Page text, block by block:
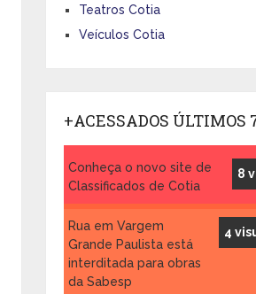
Teatros Cotia
Veículos Cotia
+ACESSADOS ÚLTIMOS
8
Conheça o novo site de
Classificados de Cotia
4
Rua em Vargem
Grande Paulista está
interditada para obras
da Sabesp